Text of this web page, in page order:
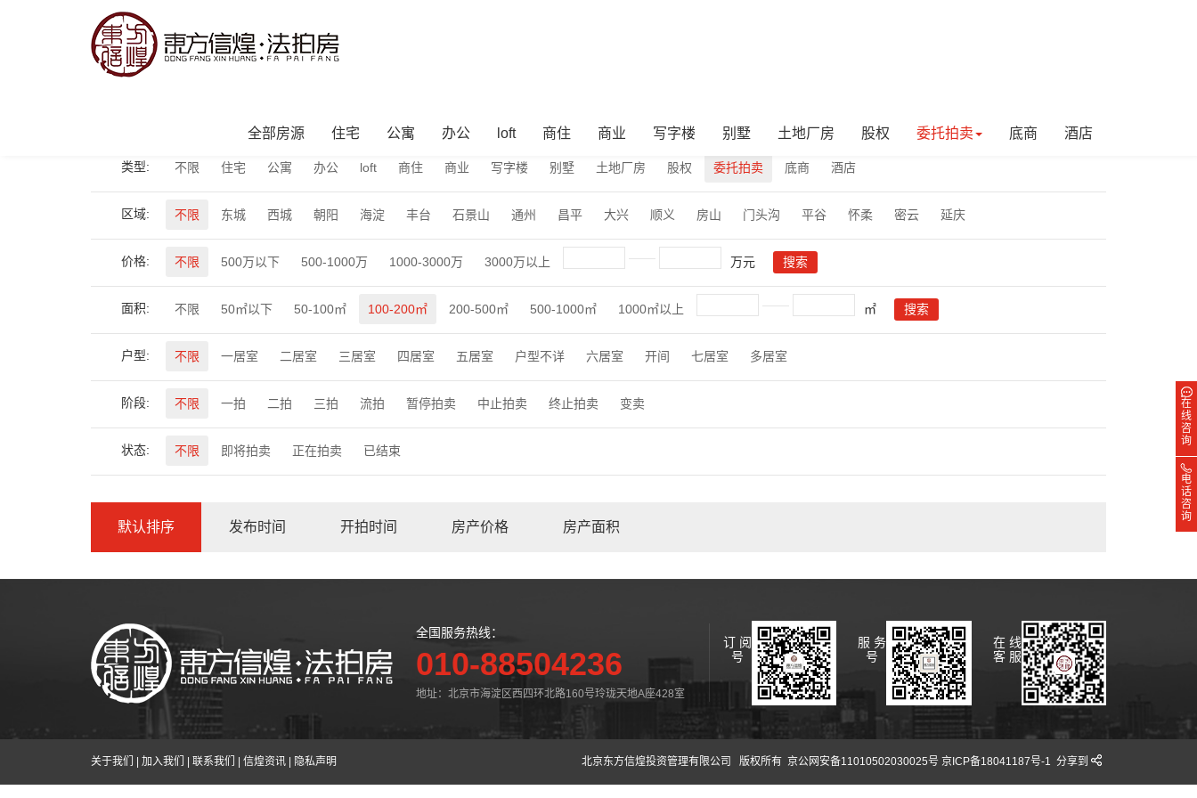
全部房源 住宅 公寓 办公 loft 商住 商业 写字楼 别墅 土地厂房 股权 委托拍卖 底商 酒店
类型: 不限 住宅 公寓 办公 loft 商住 商业 写字楼 别墅 土地厂房 股权 委托拍卖 底商 酒店
区域: 不限 东城 西城 朝阳 海淀 丰台 石景山 通州 昌平 大兴 顺义 房山 门头沟 平谷 怀柔 密云 延庆
价格: 不限 500万以下 500-1000万 1000-3000万 3000万以上 万元
面积: 不限 50㎡以下 50-100㎡ 100-200㎡ 200-500㎡ 500-1000㎡ 1000㎡以上 ㎡
户型: 不限 一居室 二居室 三居室 四居室 五居室 户型不详 六居室 开间 七居室 多居室
阶段: 不限 一拍 二拍 三拍 流拍 暂停拍卖 中止拍卖 终止拍卖 变卖
状态: 不限 即将拍卖 正在拍卖 已结束
默认排序 发布时间 开拍时间 房产价格 房产面积
全国服务热线：
010-88504236
地址：北京市海淀区西四环北路160号玲珑天地A座428室
订 阅
号
服 务
号
在 线
客 服
关于我们 加入我们 联系我们 信煌资讯 隐私声明 北京东方信煌投资管理有限公司 版权所有 京公网安备11010502030025号 京ICP备18041187号-1 分享到
在
线
咨
询
电
话
咨
询